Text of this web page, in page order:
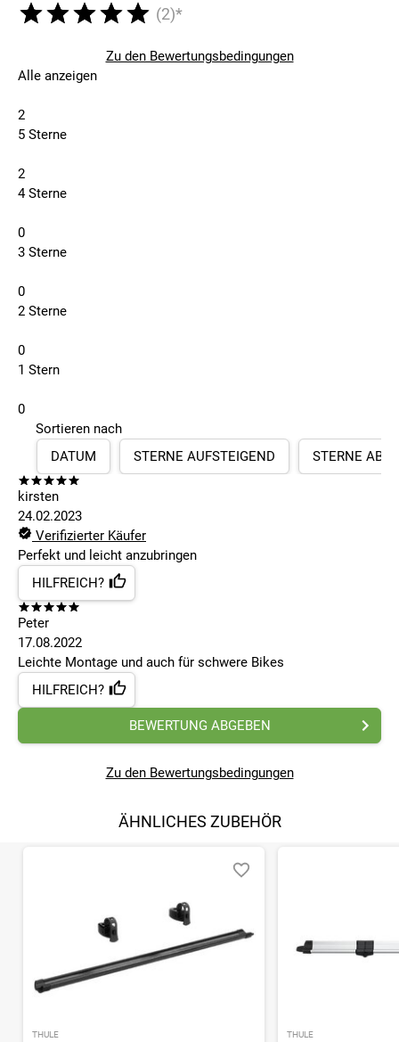
(2)*
Zu den Bewertungsbedingungen
Alle anzeigen
2
5 Sterne
2
4 Sterne
0
3 Sterne
0
2 Sterne
0
1 Stern
0
Sortieren nach
DATUM
STERNE AUFSTEIGEND STERNE
kirsten
24.02.2023
Verifizierter Käufer
Perfekt und leicht anzubringen
HILFREICH?
Peter
17.08.2022
Leichte Montage und auch für schwere Bikes
HILFREICH?
BEWERTUNG ABGEBEN
Zu den Bewertungsbedingungen
ÄHNLICHES ZUBEHÖR
THULE THULE